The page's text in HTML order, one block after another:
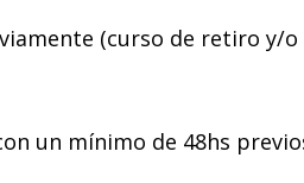
(curso de retiro
un mínimo de 48hs